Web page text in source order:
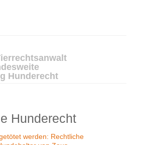
Hunderecht
Hunderecht
werden: Rechtliche